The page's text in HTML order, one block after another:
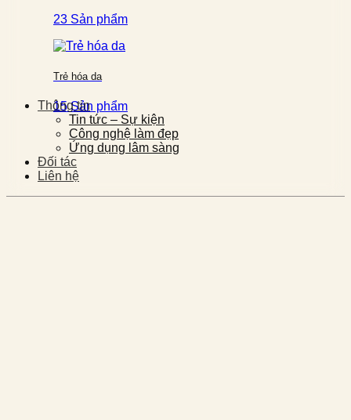
23 Sản phẩm
Trẻ hóa da
15 Sản phẩm
Thông tin
Tin tức – Sự kiện
Công nghệ làm đẹp
Ứng dụng lâm sàng
Đối tác
Liên hệ